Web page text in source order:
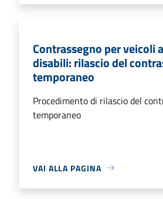
Contrassegno per veicoli
disabili: rilascio del
temporaneo
Procedimento di rilascio del
temporaneo
VAI ALLA PAGINA